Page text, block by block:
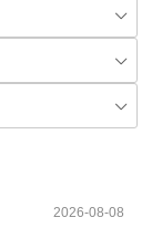
2026-08-08